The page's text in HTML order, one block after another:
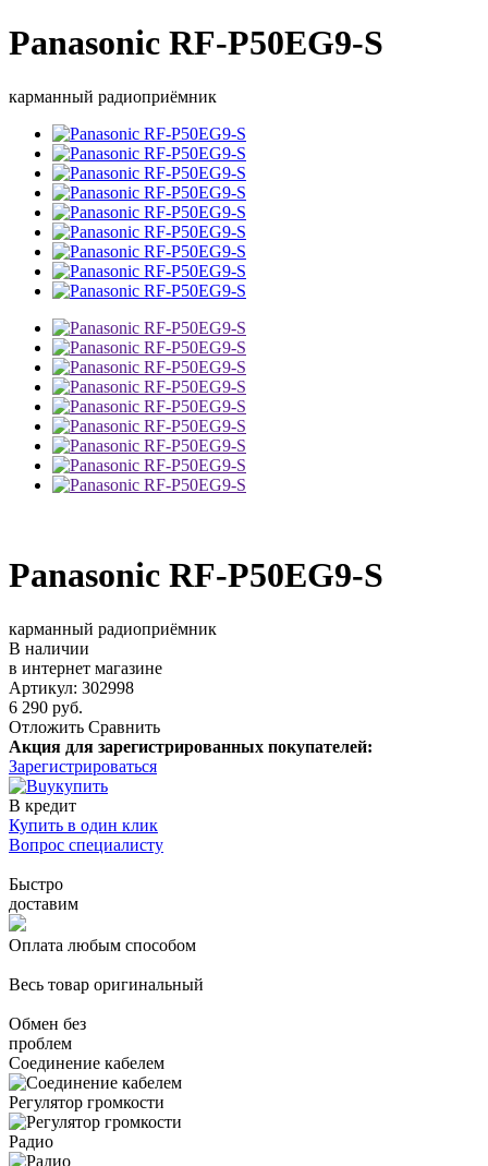
Panasonic RF-P50EG9-S
карманный радиоприёмник
Panasonic RF-P50EG9-S
карманный радиоприёмник
В наличии
в интернет магазине
Артикул: 302998
6 290 руб.
Отложить Сравнить
Акция для зарегистрированных покупателей:
Зарегистрироваться
купить
В кредит
Купить в один клик
Вопрос специалисту
Быстро
доставим
Оплата любым способом
Весь товар оригинальный
Обмен без
проблем
Соединение кабелем
Регулятор громкости
Радио